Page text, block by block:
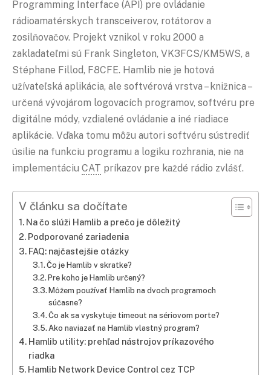
Programming Interface (API) pre ovládanie
rádioamatérskych transceiverov, rotátorov a
zosilňovačov. Projekt vznikol v roku 2000 a
zakladateľmi sú Frank Singleton, VK3FCS/KM5WS, a
Stéphane Fillod, F8CFE. Hamlib nie je hotová
užívateľská aplikácia, ale softvérová vrstva – knižnica –
určená vývojárom logovacích programov, softvéru pre
digitálne módy, vzdialené ovládanie a iné riadiace
aplikácie. Vďaka tomu môžu autori softvéru sústrediť
úsilie na funkciu programu a logiku rozhrania, nie na
implementáciu CAT príkazov pre každé rádio zvlášť.
V článku sa dočítate
Na čo slúži Hamlib a prečo je dôležitý
Podporované zariadenia
FAQ: najčastejšie otázky
Čo je Hamlib v skratke?
Pre koho je Hamlib určený?
Môžem používať Hamlib na dvoch programoch
súčasne?
Čo ak sa vyskytuje timeout na sériovom porte?
Ako naviazať na Hamlib vlastný program?
Hamlib utility: prehľad nástrojov príkazového
riadka
Hamlib Network Device Control cez TCP